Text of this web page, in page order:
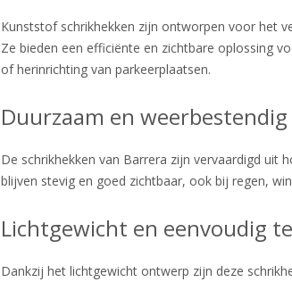
Kunststof schrikhekken zijn ontworpen voor het
Ze bieden een efficiënte en zichtbare oplossing
of herinrichting van parkeerplaatsen.
Duurzaam en weerbestendig
De schrikhekken van Barrera zijn vervaardigd uit
blijven stevig en goed zichtbaar, ook bij regen,
Lichtgewicht en eenvoudig
Dankzij het lichtgewicht ontwerp zijn deze